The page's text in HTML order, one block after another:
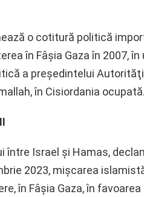
o cotitură politică
în Fâşia Gaza în 2007, în
a preşedintelui
în Cisiordania ocupată.
între Israel şi Hamas,
2023, mişcarea
în Fâşia Gaza, în